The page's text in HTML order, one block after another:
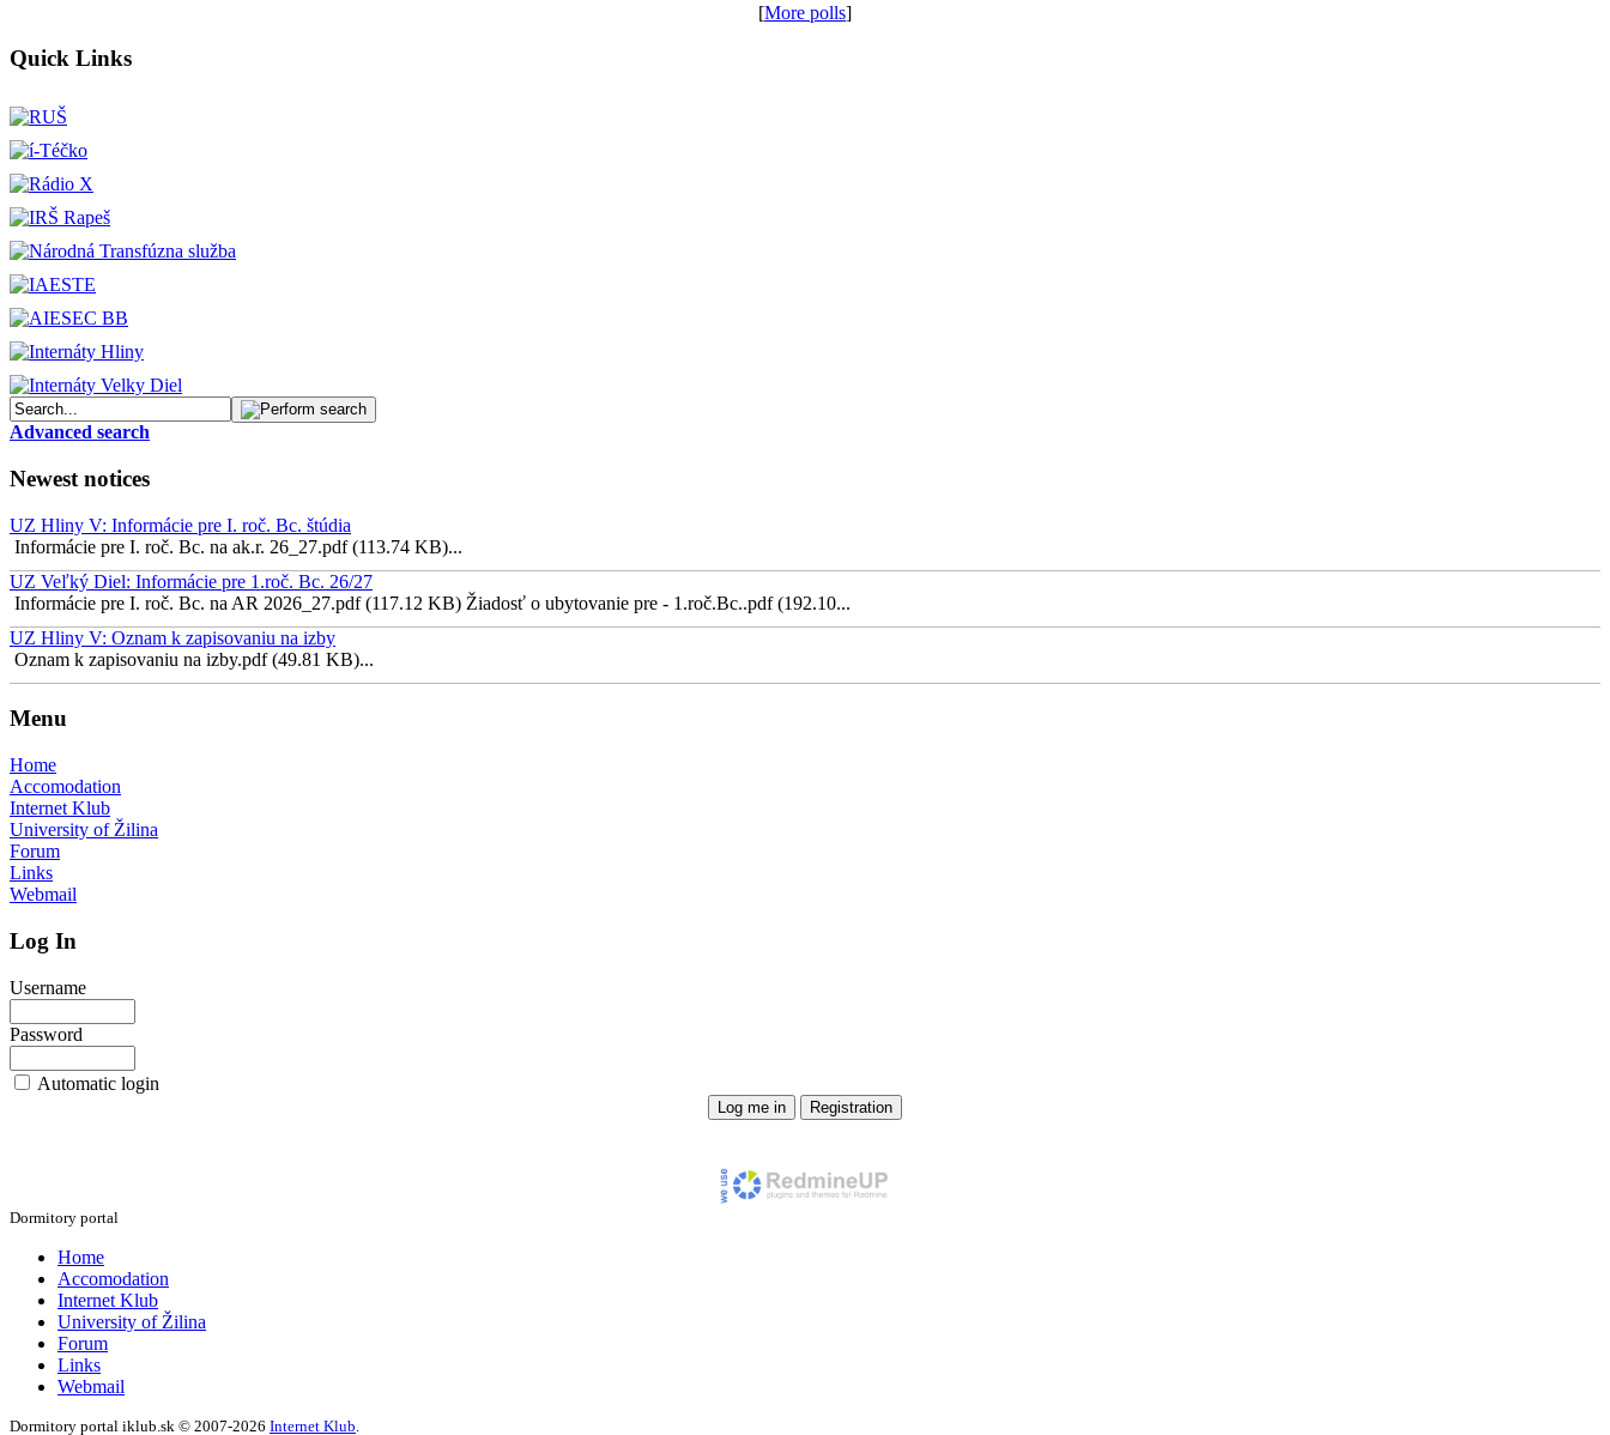
[More polls]
Quick Links
Advanced search
Newest notices
UZ Hliny V: Informácie pre I. roč. Bc. štúdia
Informácie pre I. roč. Bc. na ak.r. 26_27.pdf (113.74 KB)...
UZ Veľký Diel: Informácie pre 1.roč. Bc. 26/27
Informácie pre I. roč. Bc. na AR 2026_27.pdf (117.12 KB) Žiadosť o ubytovanie pre - 1.roč.Bc..pdf (192.10...
UZ Hliny V: Oznam k zapisovaniu na izby
Oznam k zapisovaniu na izby.pdf (49.81 KB)...
Menu
Home
Accomodation
Internet Klub
University of Žilina
Forum
Links
Webmail
Log In
Username
Password
Automatic login
Dormitory portal
Home
Accomodation
Internet Klub
University of Žilina
Forum
Links
Webmail
Dormitory portal iklub.sk © 2007-2026 Internet Klub